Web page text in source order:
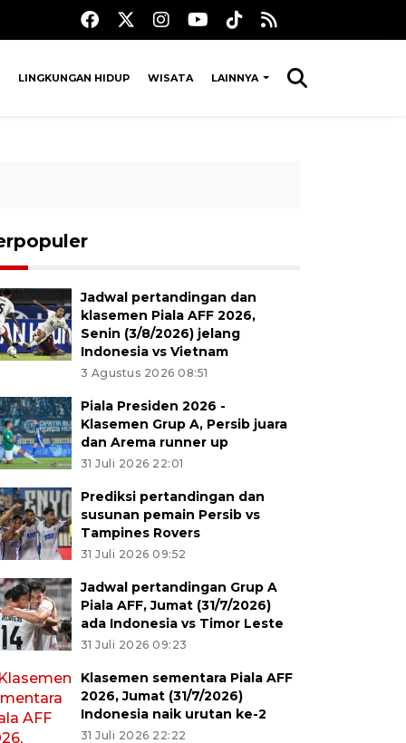
LINGKUNGAN HIDUP WISATA LAINNYA
Jadwal pertandingan dan
klasemen Piala AFF 2026,
Senin (3/8/2026) jelang
Indonesia vs Vietnam
3 Agustus 2026 08:51
Piala Presiden 2026 -
Klasemen Grup A, Persib juara
dan Arema runner up
31 Juli 2026 22:01
Prediksi pertandingan dan
susunan pemain Persib vs
Tampines Rovers
31 Juli 2026 09:52
Jadwal pertandingan Grup A
Piala AFF, Jumat (31/7/2026)
ada Indonesia vs Timor Leste
31 Juli 2026 09:23
Klasemen sementara Piala AFF
2026, Jumat (31/7/2026)
Indonesia naik urutan ke-2
31 Juli 2026 22:22